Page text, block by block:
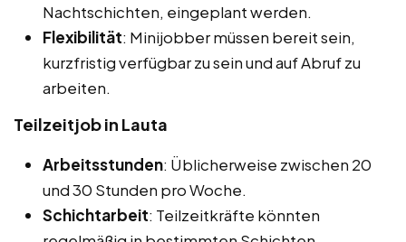
Nachtschichten, eingeplant werden.
Flexibilität: Minijobber müssen bereit sein,
kurzfristig verfügbar zu sein und auf Abruf zu
arbeiten.
Teilzeitjob in Lauta
Arbeitsstunden: Üblicherweise zwischen 20
und 30 Stunden pro Woche.
Schichtarbeit: Teilzeitkräfte könnten